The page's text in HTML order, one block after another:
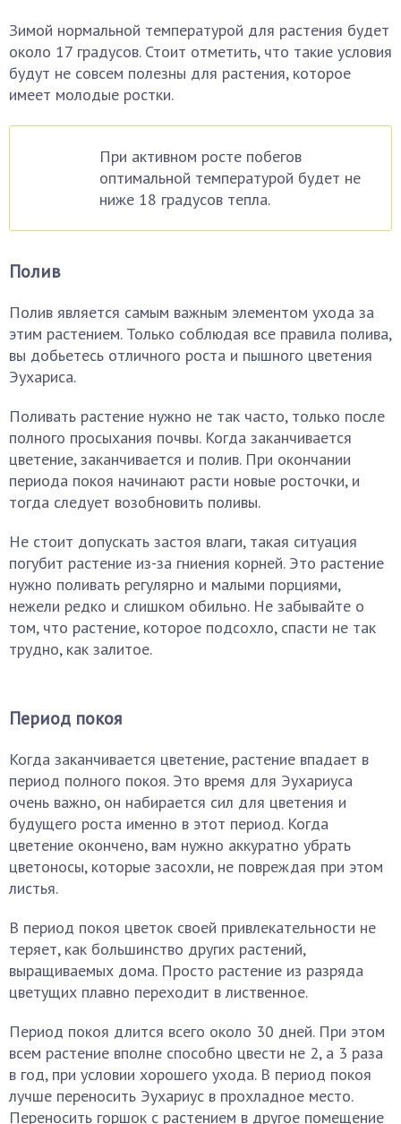
Зимой нормальной температурой для растения будет
около 17 градусов. Стоит отметить, что такие условия
будут не совсем полезны для растения, которое
имеет молодые ростки.
При активном росте побегов
оптимальной температурой будет не
ниже 18 градусов тепла.
Полив
Полив является самым важным элементом ухода за
этим растением. Только соблюдая все правила полива,
вы добьетесь отличного роста и пышного цветения
Эухариса.
Поливать растение нужно не так часто, только после
полного просыхания почвы. Когда заканчивается
цветение, заканчивается и полив. При окончании
периода покоя начинают расти новые росточки, и
тогда следует возобновить поливы.
Не стоит допускать застоя влаги, такая ситуация
погубит растение из-за гниения корней. Это растение
нужно поливать регулярно и малыми порциями,
нежели редко и слишком обильно. Не забывайте о
том, что растение, которое подсохло, спасти не так
трудно, как залитое.
Период покоя
Когда заканчивается цветение, растение впадает в
период полного покоя. Это время для Эухариуса
очень важно, он набирается сил для цветения и
будущего роста именно в этот период. Когда
цветение окончено, вам нужно аккуратно убрать
цветоносы, которые засохли, не повреждая при этом
листья.
В период покоя цветок своей привлекательности не
теряет, как большинство других растений,
выращиваемых дома. Просто растение из разряда
цветущих плавно переходит в лиственное.
Период покоя длится всего около 30 дней. При этом
всем растение вполне способно цвести не 2, а 3 раза
в год, при условии хорошего ухода. В период покоя
лучше переносить Эухариус в прохладное место.
Переносить горшок с растением в другое помещение